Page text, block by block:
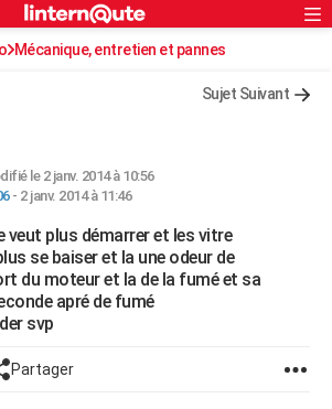
Rechercher
S'inscrire
Connexion
Mécanique, entretien et pannes
Sujet Suivant
le 2 janv. 2014 à 10:56
- 2 janv. 2014 à 11:46
veut plus démarrer et les vitre
se baiser et la une odeur de
du moteur et la de la fumé et sa
apré de fumé
svp
Partager